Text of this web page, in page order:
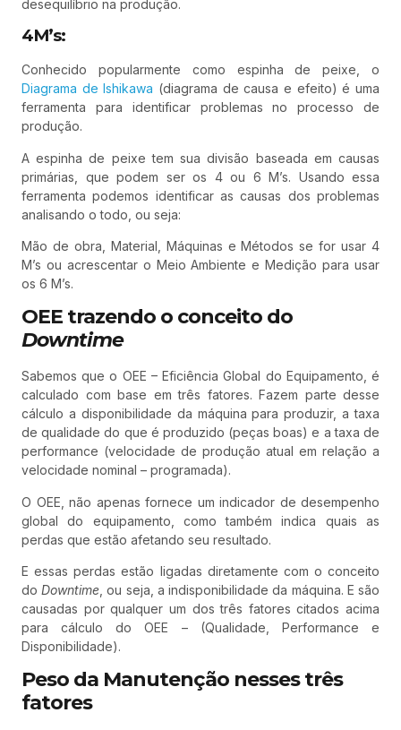
desequilíbrio na produção.
4M’s:
Conhecido popularmente como espinha de peixe, o
Diagrama de Ishikawa (diagrama de causa e efeito) é uma
ferramenta para identificar problemas no processo de
produção.
A espinha de peixe tem sua divisão baseada em causas
primárias, que podem ser os 4 ou 6 M’s. Usando essa
ferramenta podemos identificar as causas dos problemas
analisando o todo, ou seja:
Mão de obra, Material, Máquinas e Métodos se for usar 4
M’s ou acrescentar o Meio Ambiente e Medição para usar
os 6 M’s.
OEE trazendo o conceito do
Downtime
Sabemos que o OEE – Eficiência Global do Equipamento, é
calculado com base em três fatores. Fazem parte desse
cálculo a disponibilidade da máquina para produzir, a taxa
de qualidade do que é produzido (peças boas) e a taxa de
performance (velocidade de produção atual em relação a
velocidade nominal – programada).
O OEE, não apenas fornece um indicador de desempenho
global do equipamento, como também indica quais as
perdas que estão afetando seu resultado.
E essas perdas estão ligadas diretamente com o conceito
doDowntime , ou seja, a indisponibilidade da máquina. E são
causadas por qualquer um dos três fatores citados acima
para cálculo do OEE – (Qualidade, Performance e
Disponibilidade).
Peso da Manutenção nesses três
fatores